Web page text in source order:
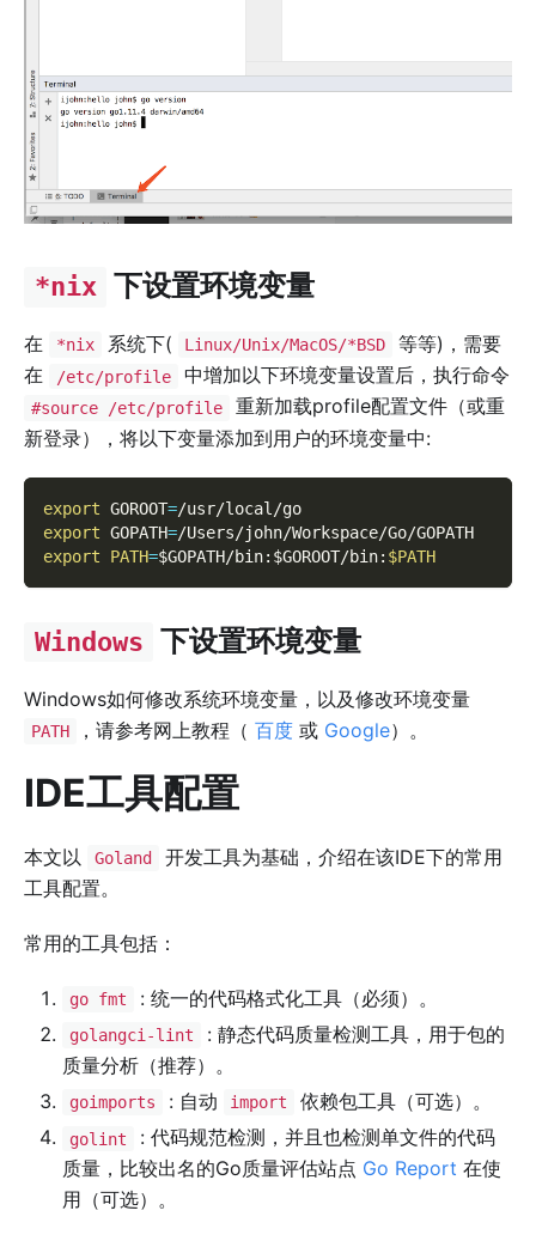
*nix 下设置环境变量
在 *nix 系统下( Linux/Unix/MacOS/*BSD
等等)，需要
在
/etc/profile 中增加以下环境变量设置后，执行命令
#source /etc/profile
重新加载profile配置文件（或重
新登录），将以下变量添加到用户的环境变量中:
export GOROOT=/usr/local/go
export GOPATH=/Users/john/Workspace/Go/GOPATH
export
PATH=$GOPATH/bin: $GOROOT/bin: $PATH
Windows 下设置环境变量
Windows如何修改系统环境变量，以及修改环境变量
PATH ，请参考网上教程（ 百度或 Google）。
IDE工具配置
本文以 Goland
开发工具为基础，介绍在该IDE下的常用
工具配置。
常用的工具包括：
go fmt : 统一的代码格式化工具（必须）。
golangci-lint
: 静态代码质量检测工具，用于包的
质量分析（推荐）。
goimports : 自动 import 依赖包工具（可选）。
golint
: 代码规范检测，并且也检测单文件的代码
质量，比较出名的Go质量评估站点 Go Report 在使
用（可选）。